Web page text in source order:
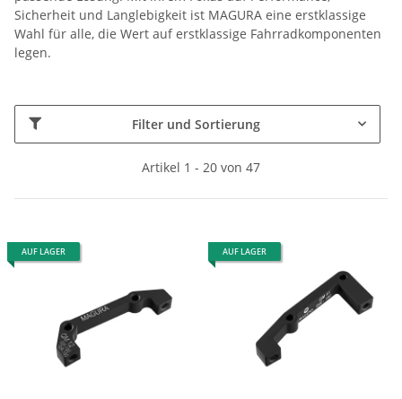
Sicherheit und Langlebigkeit ist MAGURA eine erstklassige
Wahl für alle, die Wert auf erstklassige Fahrradkomponenten
legen.
Filter und Sortierung
Artikel 1 - 20 von 47
AUF LAGER AUF LAGER